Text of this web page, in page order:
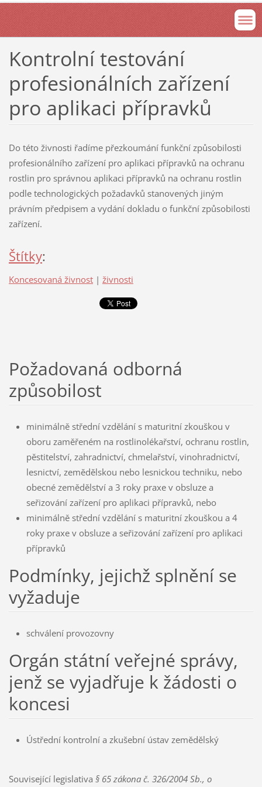
Kontrolní testování
profesionálních zařízení
pro aplikaci přípravků
Do této živnosti řadíme přezkoumání funkční způsobilosti
profesionálního zařízení pro aplikaci přípravků na ochranu
rostlin pro správnou aplikaci přípravků na ochranu rostlin
podle technologických požadavků stanovených jiným
právním předpisem a vydání dokladu o funkční způsobilosti
zařízení.
Štítky:
Koncesovaná živnost | živnosti
Požadovaná odborná
způsobilost
minimálně střední vzdělání s maturitní zkouškou v
oboru zaměřeném na rostlinolékařství, ochranu rostlin,
pěstitelství, zahradnictví, chmelařství, vinohradnictví,
lesnictví, zemědělskou nebo lesnickou techniku, nebo
obecné zemědělství a 3 roky praxe v obsluze a
seřizování zařízení pro aplikaci přípravků, nebo
minimálně střední vzdělání s maturitní zkouškou a 4
roky praxe v obsluze a seřizování zařízení pro aplikaci
přípravků
Podmínky, jejichž splnění se
vyžaduje
schválení provozovny
Orgán státní veřejné správy,
jenž se vyjadřuje k žádosti o
koncesi
Ústřední kontrolní a zkušební ústav zemědělský
Související legislativa § 65 zákona č. 326/2004 Sb., o